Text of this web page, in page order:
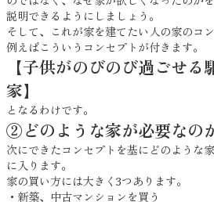
説明できるようにしましょう。
そして、これが家を建てたい人の家のコ
例えばこういうコンセプトが付きます。
【子供がのびのび過ごせる
家】
となるわけです。
②どのような家が必要なの
次にできたコンセプトを基にどのような
に入ります。
家の買い方には大きく3つあります。
・新築、中古マンションを買う